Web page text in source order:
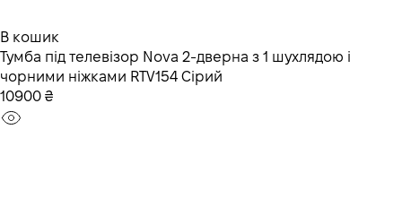
В кошик
Тумба під телевізор Nova 2-дверна з 1 шухлядою і
чорними ніжками RTV154 Сірий
10900 ₴